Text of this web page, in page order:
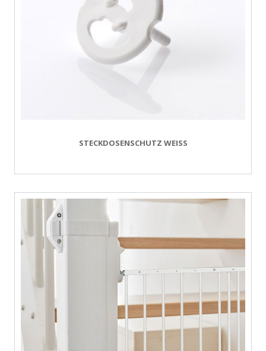
STECKDOSENSCHUTZ WEISS